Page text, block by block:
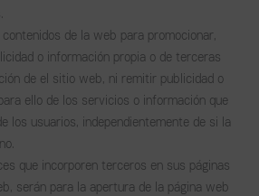
de la web para promocionar,
o información propia o de terceras
de el sitio web, ni remitir publicidad o
ello de los servicios o información que
los usuarios, independientemente de si la
que incorporen terceros en sus páginas
serán para la apertura de la página web